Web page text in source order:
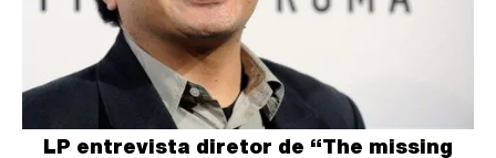
LP entrevista diretor de “The missing